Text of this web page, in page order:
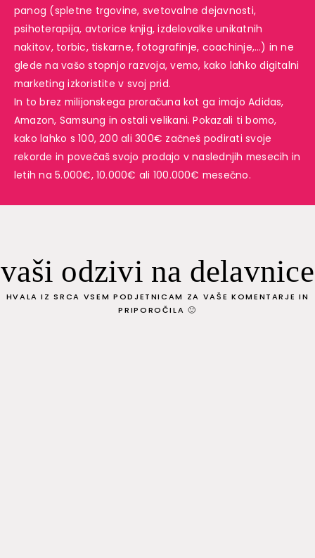
panog (spletne trgovine, svetovalne dejavnosti,
psihoterapija, avtorice knjig, izdelovalke unikatnih
nakitov, torbic, tiskarne, fotografinje, coachinje,…) in ne
glede na vašo stopnjo razvoja, vemo, kako lahko digitalni
marketing izkoristite v svoj prid.
In to brez milijonskega proračuna kot ga imajo Adidas,
Amazon, Samsung in ostali velikani. Pokazali ti bomo,
kako lahko s 100, 200 ali 300€ začneš podirati svoje
rekorde in povečaš svojo prodajo v naslednjih mesecih in
letih na 5.000€, 10.000€ ali 100.000€ mesečno.
vaši odzivi na delavnice
HVALA IZ SRCA VSEM PODJETNICAM ZA VAŠE KOMENTARJE IN
PRIPOROČILA 🙂